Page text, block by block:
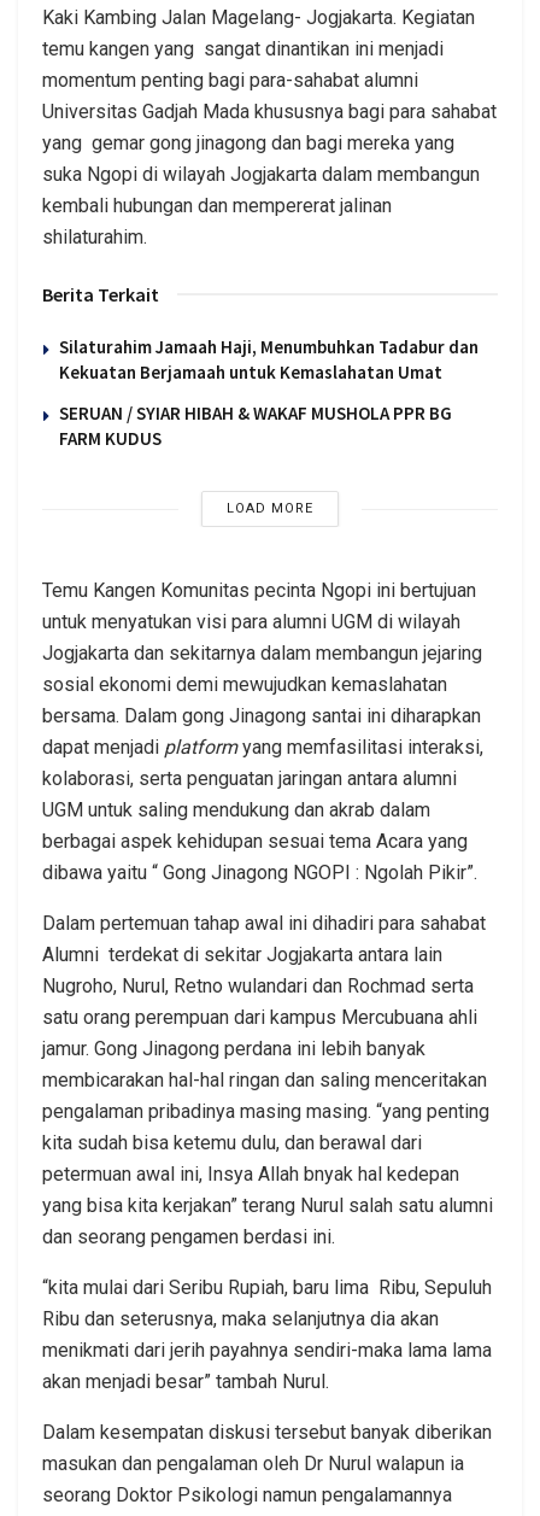
Kaki Kambing Jalan Magelang- Jogjakarta. Kegiatan
temu kangen yang sangat dinantikan ini menjadi
momentum penting bagi para-sahabat alumni
Universitas Gadjah Mada khususnya bagi para sahabat
yang gemar gong jinagong dan bagi mereka yang
suka Ngopi di wilayah Jogjakarta dalam membangun
kembali hubungan dan mempererat jalinan
shilaturahim.
Berita Terkait
Silaturahim Jamaah Haji, Menumbuhkan Tadabur dan
Kekuatan Berjamaah untuk Kemaslahatan Umat
SERUAN / SYIAR HIBAH & WAKAF MUSHOLA PPR BG
FARM KUDUS
LOAD MORE
Temu Kangen Komunitas pecinta Ngopi ini bertujuan
untuk menyatukan visi para alumni UGM di wilayah
Jogjakarta dan sekitarnya dalam membangun jejaring
sosial ekonomi demi mewujudkan kemaslahatan
bersama. Dalam gong Jinagong santai ini diharapkan
dapat menjadi platformyang memfasilitasi interaksi,
kolaborasi, serta penguatan jaringan antara alumni
UGM untuk saling mendukung dan akrab dalam
berbagai aspek kehidupan sesuai tema Acara yang
dibawa yaitu “ Gong Jinagong NGOPI : Ngolah Pikir”.
Dalam pertemuan tahap awal ini dihadiri para sahabat
Alumni terdekat di sekitar Jogjakarta antara lain
Nugroho, Nurul, Retno wulandari dan Rochmad serta
satu orang perempuan dari kampus Mercubuana ahli
jamur. Gong Jinagong perdana ini lebih banyak
membicarakan hal-hal ringan dan saling menceritakan
pengalaman pribadinya masing masing. “yang penting
kita sudah bisa ketemu dulu, dan berawal dari
petermuan awal ini, Insya Allah bnyak hal kedepan
yang bisa kita kerjakan” terang Nurul salah satu alumni
dan seorang pengamen berdasi ini.
“kita mulai dari Seribu Rupiah, baru lima Ribu, Sepuluh
Ribu dan seterusnya, maka selanjutnya dia akan
menikmati dari jerih payahnya sendiri-maka lama lama
akan menjadi besar” tambah Nurul.
Dalam kesempatan diskusi tersebut banyak diberikan
masukan dan pengalaman oleh Dr Nurul walapun ia
seorang Doktor Psikologi namun pengalamannya